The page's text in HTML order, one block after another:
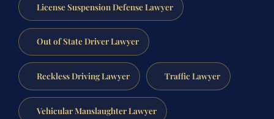
License Suspension Defense Lawyer
Out of State Driver Lawyer
Reckless Driving Lawyer Traffic Lawyer
Vehicular Manslaughter Lawyer